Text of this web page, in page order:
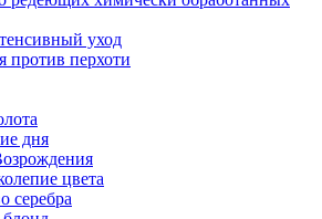
уход
против перхоти
дня
цвета
серебра